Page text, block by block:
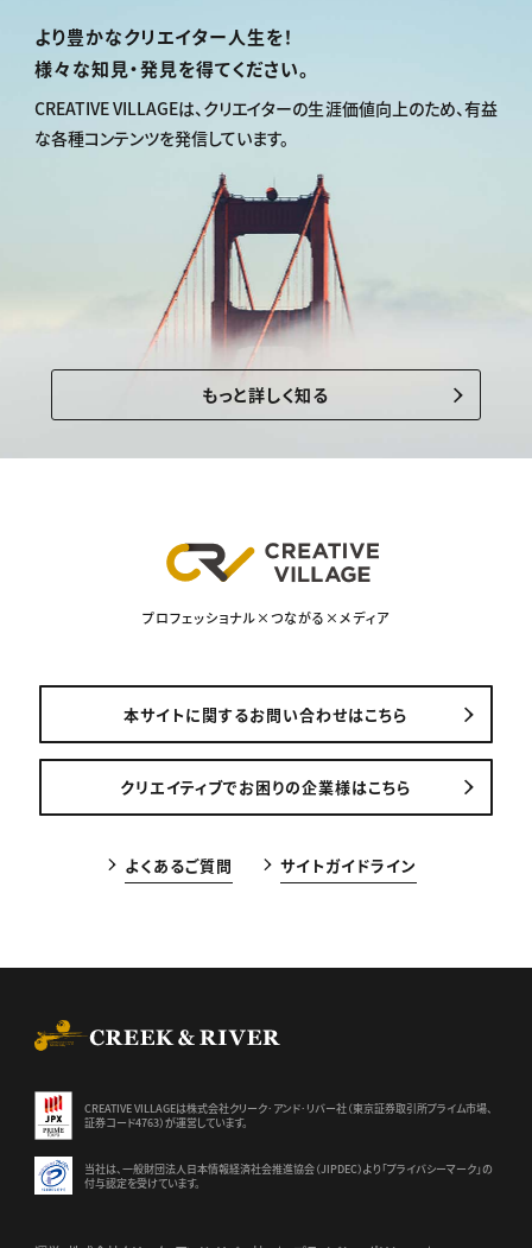
より豊かなクリエイター人生を！
様々な知見・発見を得てください。
CREATIVE VILLAGEは、 クリエイターの生涯価値向上のため、有益
な各種コンテンツを発信しています。
もっと詳しく知る
プロフェッショナル×つながる×メディア
本サイトに関するお問い合わせはこちら
クリエイティブでお困りの企業様はこちら
よくあるご質問 サイトガイドライン
CREATIVE VILLAGEは株式会社クリーク･アンド･リバー社（東京証券取引所プライム市場、
証券コード4763）が運営しています。
当社は、一般財団法人日本情報経済社会推進協会（JIPDEC）より 「プライバシーマーク」の
付与認定を受けています。